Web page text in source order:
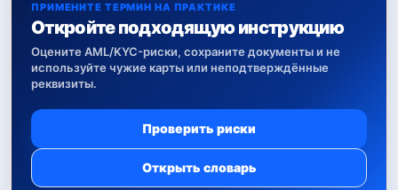
ПРИМЕНИТЕ ТЕРМИН НА ПРАКТИКЕ
Откройте подходящую инструкцию
Оцените AML/KYC-риски, сохраните документы и не
используйте чужие карты или неподтверждённые
реквизиты.
Проверить риски
Открыть словарь